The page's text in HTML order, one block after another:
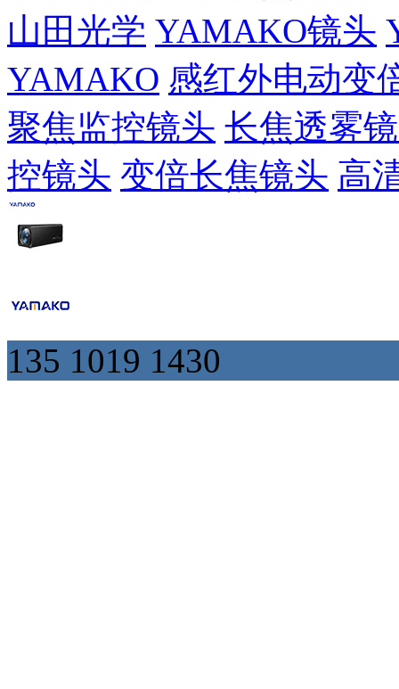
山田光学 YAMAKO镜头
YAMAKO 感红外电动变
聚焦监控镜头 长焦透雾
控镜头 变倍长焦镜头 高
135 1019 1430